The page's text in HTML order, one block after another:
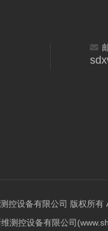
控设备有限公司 版权所有
测控设备有限公司